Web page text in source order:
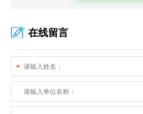
在线留言
*